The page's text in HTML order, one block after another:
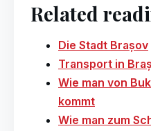
Related
Die Stadt Brașov
Transport in
Wie man von
kommt
Wie man zum